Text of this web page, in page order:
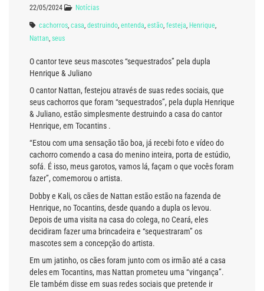
22/05/2024 Notícias
cachorros casa destruindo entenda estão festeja Henrique
Nattan seus
O cantor teve seus mascotes “sequestrados” pela dupla
Henrique & Juliano
O cantor Nattan, festejou através de suas redes sociais, que
seus cachorros que foram “sequestrados”, pela dupla Henrique
& Juliano, estão simplesmente destruindo a casa do cantor
Henrique, em Tocantins .
“Estou com uma sensação tão boa, já recebi foto e vídeo do
cachorro comendo a casa do menino inteira, porta de estúdio,
sofá. É isso, meus garotos, vamos lá, façam o que vocês foram
fazer”, comemorou o artista.
Dobby e Kali, os cães de Nattan estão estão na fazenda de
Henrique, no Tocantins, desde quando a dupla os levou.
Depois de uma visita na casa do colega, no Ceará, eles
decidiram fazer uma brincadeira e “sequestraram” os
mascotes sem a concepção do artista.
Em um jatinho, os cães foram junto com os irmão até a casa
deles em Tocantins, mas Nattan prometeu uma “vingança”.
Ele também disse em suas redes sociais que pretende ir